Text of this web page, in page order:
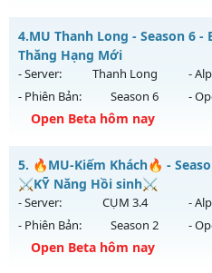
Thể loại: Mu Custom thêm đồ
Antihack: Gold Dragon
Mu Sài Gòn - Miễn phí 99.99%
Mu mới ra tháng 08 2026 - Mở
ngày 05/08/2626
Exp: 9999x - Drop: 20%
Kiểu reset: Reset In Game
Thể loại: Mu Custom thêm đồ
Antihack: 8x
4.MU Thanh Long - Season 6 -
Thăng Hạng Mới
- Server: Thanh Long -
- Phiên Bản:
Season 6 -
Open Beta hôm nay
MU Thanh Long - Ép Thăng
Mu mới ra tháng 08 2026 - Mở
13h ngày 06/08/2626
Exp: 200x - Drop: 35%
Kiểu reset: Reset In Game
5. 🔥MU-Kiếm Khách🔥 -
⚔️KỸ Năng Hồi sinh⚔️
- Server: CỤM 3.4 -
- Phiên Bản:
Season 2 -
Open Beta hôm nay